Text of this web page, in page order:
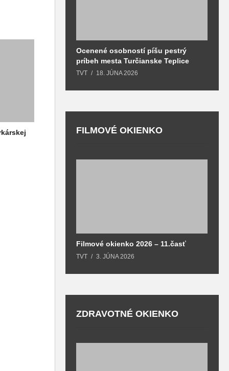
Ocenené osobností píšu pestrý
príbeh mesta Turčianske Teplice
TVT 18. JÚNA 2026
FILMOVÉ OKIENKO
Filmové okienko 2026 – 11.časť
TVT 3. JÚNA 2026
ZDRAVOTNÉ OKIENKO